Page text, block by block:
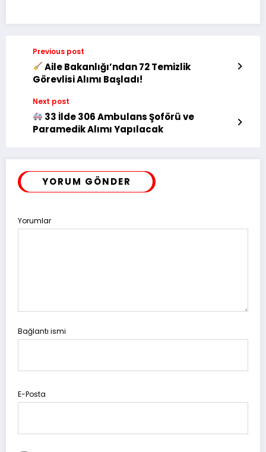
Previous post
Aile Bakanlığı’ndan 72 Temizlik
Görevlisi Alımı Başladı!
Next post
33 İlde 306 Ambulans Şoförü ve
Paramedik Alımı Yapılacak
YORUM GÖNDER
Yorumlar
Bağlantı ismi
E-Posta